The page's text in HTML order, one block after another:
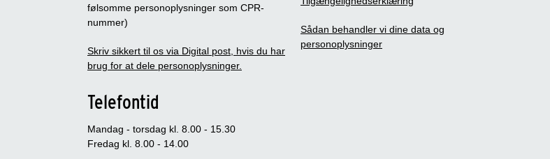
følsomme personoplysninger som CPR-
nummer)
Skriv sikkert til os via Digital post, hvis du har
brug for at dele personoplysninger.
Telefontid
Mandag - torsdag kl. 8.00 - 15.30
Fredag kl. 8.00 - 14.00
Sådan behandler vi dine data og
personoplysninger